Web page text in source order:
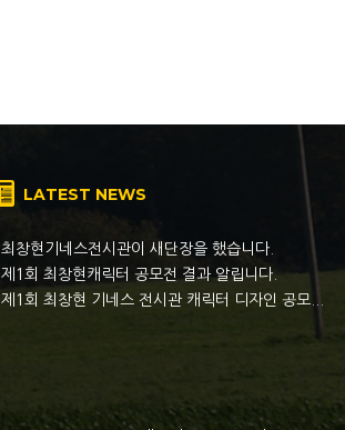
LATEST NEWS
최창현기네스전시관이 새단장을 했습니다.
제1회 최창현캐릭터 공모전 결과 알립니다.
제1회 최창현 기네스 전시관 캐릭터 디자인 공모...